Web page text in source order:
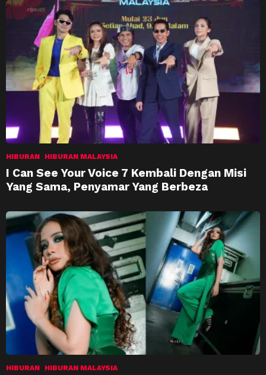
HIBURAN HIBURAN MALAYSIA
I Can See Your Voice 7 Kembali Dengan Misi
Yang Sama, Penyamar Yang Berbeza
HIBURAN HIBURAN MALAYSIA